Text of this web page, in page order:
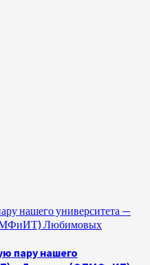
нашего университета —
Любимовых
пару нашего